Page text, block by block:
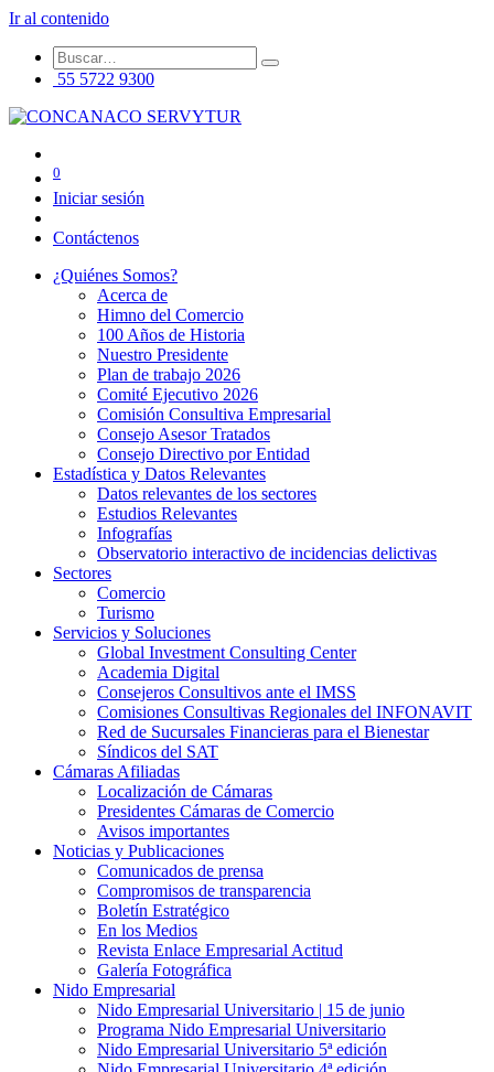
Ir al contenido
55 5722 9300
0
Iniciar sesión
Contáctenos
¿Quiénes Somos?
Acerca de
Himno del Comercio
100 Años de Historia
Nuestro Presidente
Plan de trabajo 2026
Comité Ejecutivo 2026
Comisión Consultiva Empresarial
Consejo Asesor Tratados
Consejo Directivo por Entidad
Estadística y Datos Relevantes
Datos relevantes de los sectores
Estudios Relevantes
Infografías
Observatorio interactivo de incidencias delictivas
Sectores
Comercio
Turismo
Servicios y Soluciones
Global Investment Consulting Center
Academia Digital
Consejeros Consultivos ante el IMSS
Comisiones Consultivas Regionales del INFONAVIT
Red de Sucursales Financieras para el Bienestar
Síndicos del SAT
Cámaras Afiliadas
Localización de Cámaras
Presidentes Cámaras de Comercio
Avisos importantes
Noticias y Publicaciones
Comunicados de prensa
Compromisos de transparencia
Boletín Estratégico
En los Medios
Revista Enlace Empresarial Actitud
Galería Fotográfica
Nido Empresarial
Nido Empresarial Universitario | 15 de junio
Programa Nido Empresarial Universitario
Nido Empresarial Universitario 5ª edición